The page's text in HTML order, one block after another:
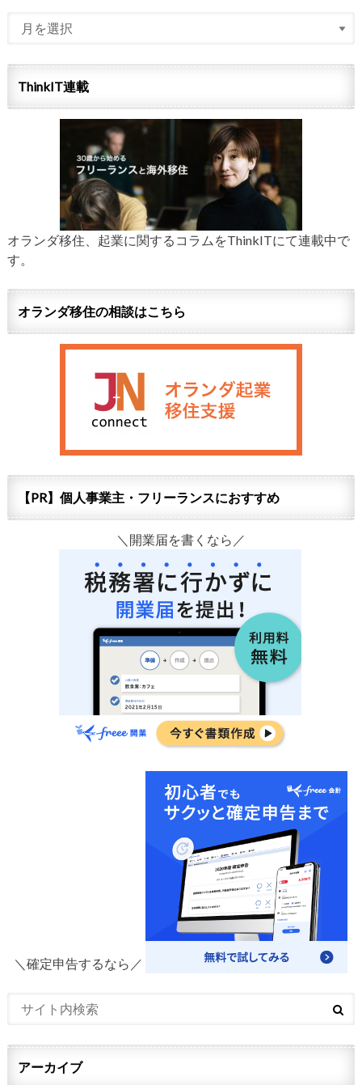
ThinkIT連載
オランダ移住、起業に関するコラムをThinkITにて連載中で
す。
オランダ移住の相談はこちら
【PR】個人事業主・フリーランスにおすすめ
＼開業届を書くなら／
＼確定申告するなら／
アーカイブ